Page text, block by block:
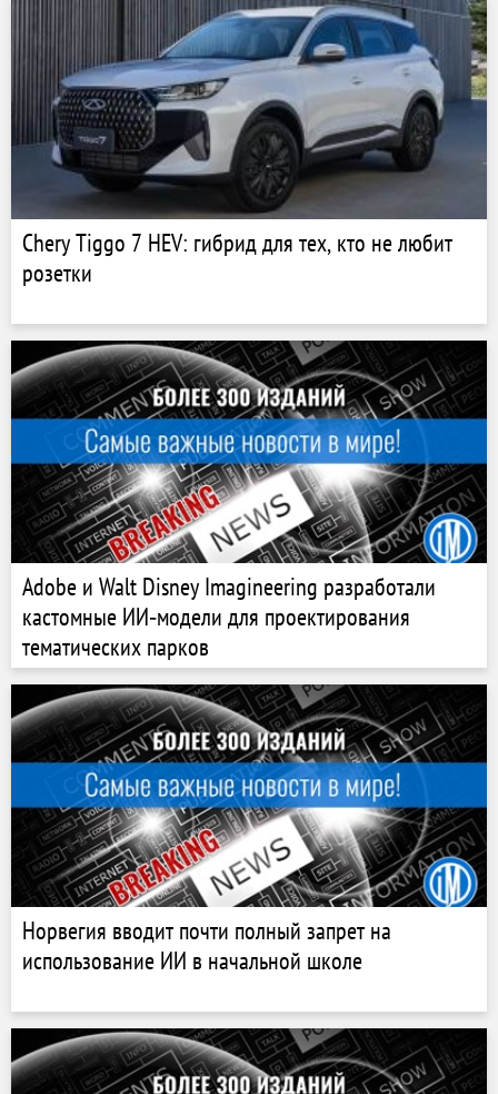
Chery Tiggo 7 HEV: гибрид для тех, кто не любит
розетки
Adobe и Walt Disney Imagineering разработали
кастомные ИИ‑модели для проектирования
тематических парков
Норвегия вводит почти полный запрет на
использование ИИ в начальной школе